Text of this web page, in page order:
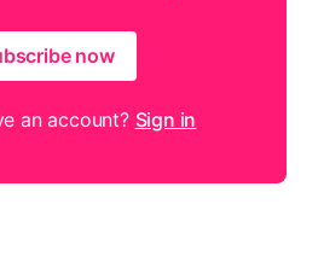
now
an account? Sign in